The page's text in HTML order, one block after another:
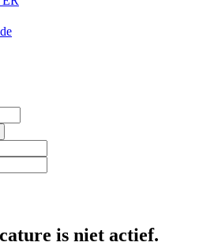
is niet actief.